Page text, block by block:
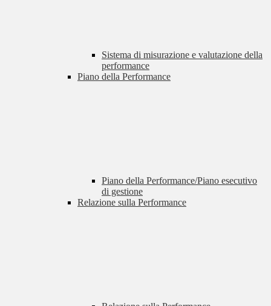
Sistema di misurazione e valutazione della
performance
Piano della Performance
Piano della Performance/Piano esecutivo
di gestione
Relazione sulla Performance